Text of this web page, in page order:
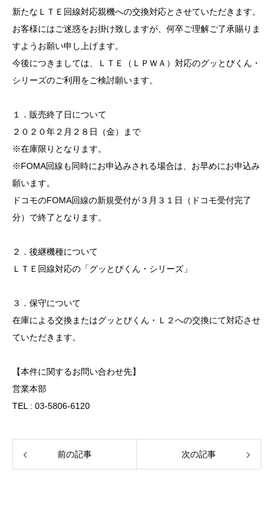
新たなＬＴＥ回線対応親機への交換対応とさせていただきます。
お客様にはご迷惑をお掛け致しますが、何卒ご理解ご了承賜りま
すようお願い申し上げます。
今後につきましては、ＬＴＥ（ＬＰＷＡ）対応のグッとびくん・
シリーズのご利用をご検討願います。
１．販売終了日について
２０２０年２月２８日（金）まで
※在庫限りとなります。
※FOMA回線も同時にお申込みされる場合は、お早めにお申込み
願います。
ドコモのFOMA回線の新規受付が３月３１日（ドコモ受付完了
分）で終了となります。
２．後継機種について
ＬＴＥ回線対応の「グッとびくん・シリーズ」
３．保守について
在庫による交換またはグッとびくん・Ｌ２への交換にて対応させ
ていただきます。
【本件に関するお問い合わせ先】
営業本部
TEL : 03-5806-6120
前の記事 次の記事